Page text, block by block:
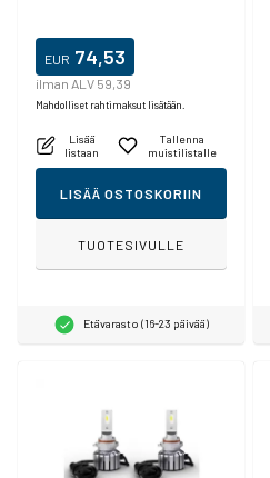
EUR 74,53
ilman ALV 59,39
Mahdolliset rahtimaksut lisätään.
Lisää
listaan
Tallenna
muistilistalle
LISÄÄ OSTOSKORIIN
TUOTESIVULLE
Etävarasto (16-23 päivää)